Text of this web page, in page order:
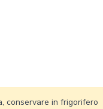
conservare in frigorifero